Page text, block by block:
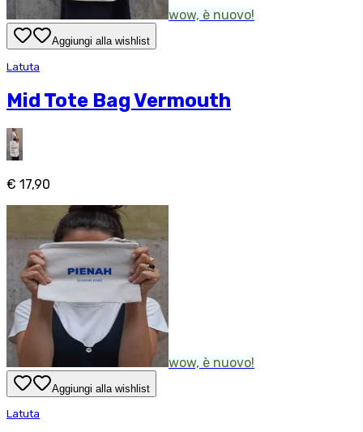
wow, è nuovo!
Aggiungi alla wishlist
Latuta
Mid Tote Bag Vermouth
€ 17,90
wow, è nuovo!
Aggiungi alla wishlist
Latuta